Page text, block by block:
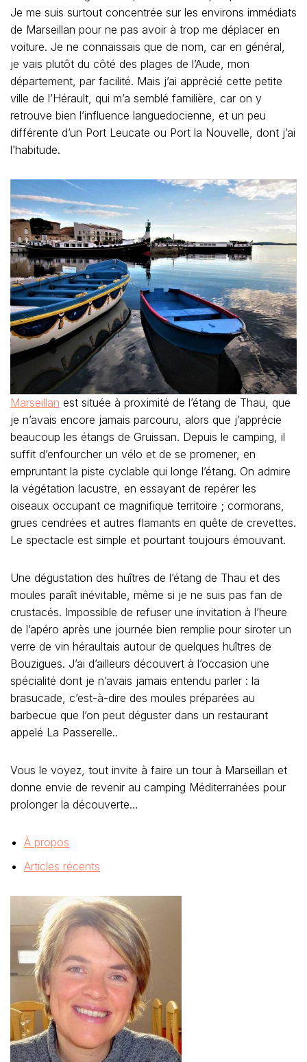
Je me suis surtout concentrée sur les environs immédiats
de Marseillan pour ne pas avoir à trop me déplacer en
voiture. Je ne connaissais que de nom, car en général,
je vais plutôt du côté des plages de l’Aude, mon
département, par facilité. Mais j’ai apprécié cette petite
ville de l’Hérault, qui m’a semblé familière, car on y
retrouve bien l’influence languedocienne, et un peu
différente d’un Port Leucate ou Port la Nouvelle, dont j’ai
l’habitude.
Marseillan est située à proximité de l’étang de Thau, que
je n’avais encore jamais parcouru, alors que j’apprécie
beaucoup les étangs de Gruissan. Depuis le camping, il
suffit d’enfourcher un vélo et de se promener, en
empruntant la piste cyclable qui longe l’étang. On admire
la végétation lacustre, en essayant de repérer les
oiseaux occupant ce magnifique territoire ; cormorans,
grues cendrées et autres flamants en quête de crevettes.
Le spectacle est simple et pourtant toujours émouvant.
Une dégustation des huîtres de l’étang de Thau et des
moules paraît inévitable, même si je ne suis pas fan de
crustacés. Impossible de refuser une invitation à l’heure
de l’apéro après une journée bien remplie pour siroter un
verre de vin héraultais autour de quelques huîtres de
Bouzigues. J’ai d’ailleurs découvert à l’occasion une
spécialité dont je n’avais jamais entendu parler : la
brasucade, c’est-à-dire des moules préparées au
barbecue que l’on peut déguster dans un restaurant
appelé La Passerelle..
Vous le voyez, tout invite à faire un tour à Marseillan et
donne envie de revenir au camping Méditerranées pour
prolonger la découverte…
À propos
Articles récents